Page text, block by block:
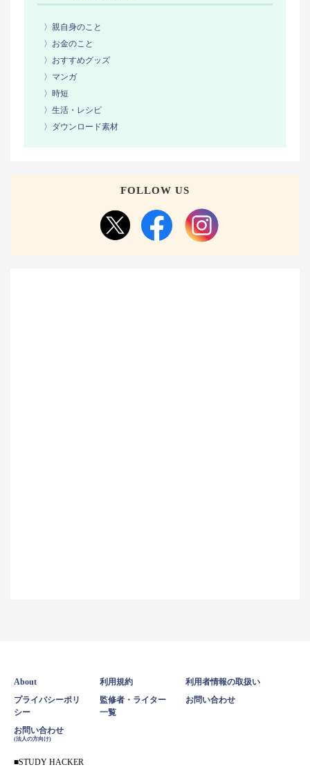
〉親自身のこと
〉お金のこと
〉おすすめグッズ
〉マンガ
〉時短
〉生活・レシピ
〉ダウンロード素材
FOLLOW US
About 利用規約 利用者情報の取扱い
プライバシーポリ
シー
監修者・ライター
一覧
お問い合わせ
お問い合わせ
(法人の方向け)
STUDY HACKER